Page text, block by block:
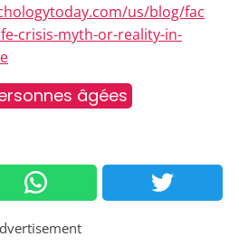
us/blog/fac
crisis-myth-or-reality-in-
âgées